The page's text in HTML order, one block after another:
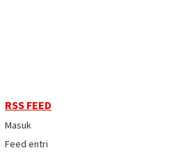
RSS FEED
Masuk
Feed entri